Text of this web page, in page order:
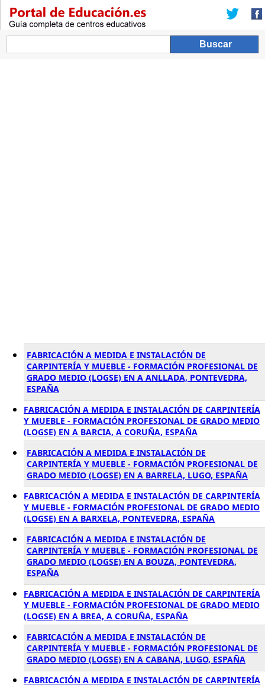
FABRICACIÓN A MEDIDA E INSTALACIÓN DE
CARPINTERÍA Y MUEBLE - FORMACIÓN PROFESIONAL DE
GRADO MEDIO (LOGSE) EN A ANLLADA, PONTEVEDRA,
ESPAÑA
FABRICACIÓN A MEDIDA E INSTALACIÓN DE CARPINTERÍA
Y MUEBLE - FORMACIÓN PROFESIONAL DE GRADO MEDIO
(LOGSE) EN A BARCIA, A CORUÑA, ESPAÑA
FABRICACIÓN A MEDIDA E INSTALACIÓN DE
CARPINTERÍA Y MUEBLE - FORMACIÓN PROFESIONAL DE
GRADO MEDIO (LOGSE) EN A BARRELA, LUGO, ESPAÑA
FABRICACIÓN A MEDIDA E INSTALACIÓN DE CARPINTERÍA
Y MUEBLE - FORMACIÓN PROFESIONAL DE GRADO MEDIO
(LOGSE) EN A BARXELA, PONTEVEDRA, ESPAÑA
FABRICACIÓN A MEDIDA E INSTALACIÓN DE
CARPINTERÍA Y MUEBLE - FORMACIÓN PROFESIONAL DE
GRADO MEDIO (LOGSE) EN A BOUZA, PONTEVEDRA,
ESPAÑA
FABRICACIÓN A MEDIDA E INSTALACIÓN DE CARPINTERÍA
Y MUEBLE - FORMACIÓN PROFESIONAL DE GRADO MEDIO
(LOGSE) EN A BREA, A CORUÑA, ESPAÑA
FABRICACIÓN A MEDIDA E INSTALACIÓN DE
CARPINTERÍA Y MUEBLE - FORMACIÓN PROFESIONAL DE
GRADO MEDIO (LOGSE) EN A CABANA, LUGO, ESPAÑA
FABRICACIÓN A MEDIDA E INSTALACIÓN DE CARPINTERÍA